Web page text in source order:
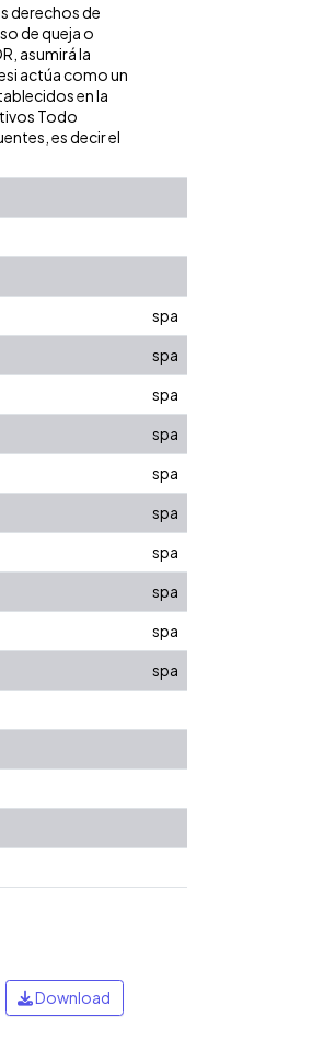
derechos de
de queja o
asumirá la
actúa como un
en la
Todo
es decir el
spa
spa
spa
spa
spa
spa
spa
spa
spa
spa
Download